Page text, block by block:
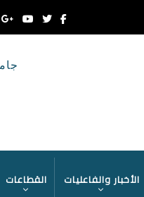
الأخبار والفاعليات القطاعات